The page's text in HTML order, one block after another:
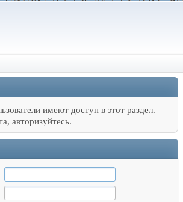
имеют доступ в этот раздел.
авторизуйтесь.